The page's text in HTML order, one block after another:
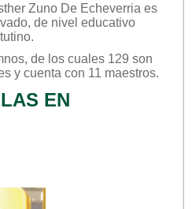
Zuno De Echeverria es
, de nivel educativo
.
de los cuales 129 son
y cuenta con 11 maestros.
EN